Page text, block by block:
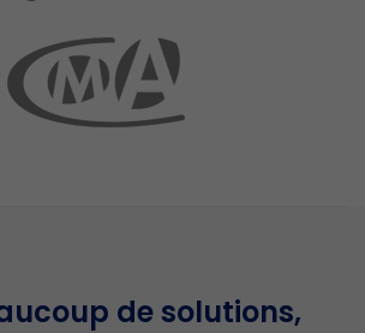
de solutions,